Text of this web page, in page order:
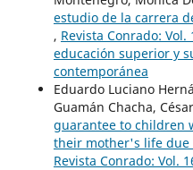
estudio de la carrera
, Revista Conrado: Vol.
educación superior y
contemporánea
Eduardo Luciano
Guamán Chacha,
guarantee to children
their mother's life
Revista Conrado: Vol.